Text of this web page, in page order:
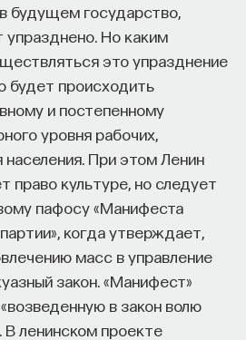
будущем государство,
упразднено. Но каким
это упразднение
будет происходить
и постепенному
уровня рабочих,
населения. При этом Ленин
право культуре, но следует
пафосу «Манифеста
когда утверждает,
масс в управление
закон. «Манифест»
в закон волю
В ленинском проекте
думать о нем. Порой это
чтобы извлечь уроки,
нам при выстраивании
ребенка, например,
причину его смерти,
остальных своих детей.
ягодами, она
чтобы дети понимали, что
от них подальше.
отпустить прошлое.
дни напролет:
что он их съест! Если бы